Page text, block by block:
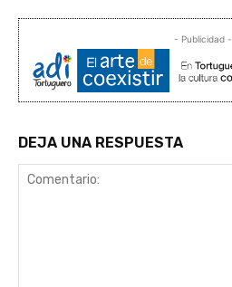
- Publicidad -
DEJA UNA RESPUESTA